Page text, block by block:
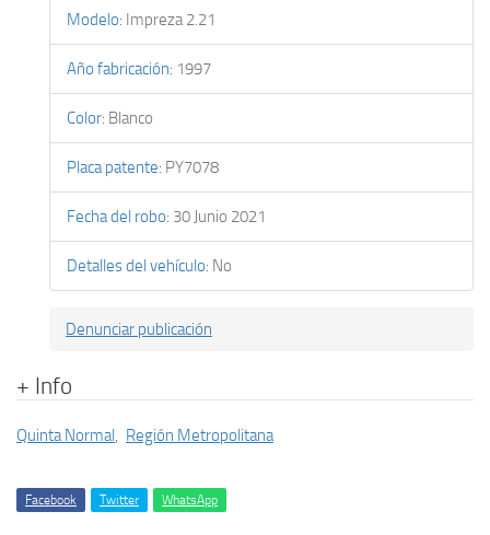
Modelo: Impreza 2.21
Año fabricación: 1997
Color: Blanco
Placa patente: PY7078
Fecha del robo: 30 Junio 2021
Detalles del vehículo: No
Denunciar publicación
+ Info
Quinta Normal, Región Metropolitana
Facebook Twitter WhatsApp